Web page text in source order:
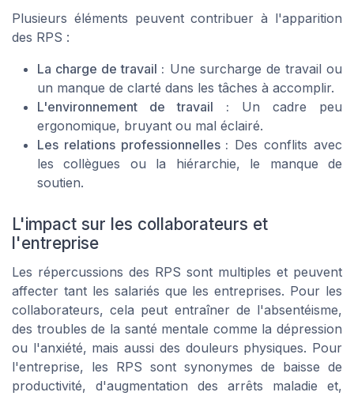
Plusieurs éléments peuvent contribuer à l'apparition
des RPS :
La charge de travail : Une surcharge de travail ou
un manque de clarté dans les tâches à accomplir.
L'environnement de travail : Un cadre peu
ergonomique, bruyant ou mal éclairé.
Les relations professionnelles : Des conflits avec
les collègues ou la hiérarchie, le manque de
soutien.
L'impact sur les collaborateurs et
l'entreprise
Les répercussions des RPS sont multiples et peuvent
affecter tant les salariés que les entreprises. Pour les
collaborateurs, cela peut entraîner de l'absentéisme,
des troubles de la santé mentale comme la dépression
ou l'anxiété, mais aussi des douleurs physiques. Pour
l'entreprise, les RPS sont synonymes de baisse de
productivité, d'augmentation des arrêts maladie et,